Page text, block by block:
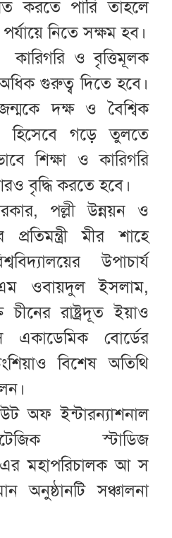
করতে পারি তাহলে
নিতে সক্ষম হব।
ও বৃত্তিমূলক
গুরুত্ব দিতে হবে।
দক্ষ ও বৈশ্বিক
হিসেবে গড়ে তুলতে
শিক্ষা ও কারিগরি
বৃদ্ধি করতে হবে।
পল্লী উন্নয়ন ও
প্রতিমন্ত্রী মীর শাহে
উপাচার্য
ওবায়দুল ইসলাম,
রাষ্ট্রদূত ইয়াও
বোর্ডের
বিশেষ অতিথি
অফ ইন্টারন্যাশনাল
স্টাডিজ
মহাপরিচালক আ স
অনুষ্ঠানটি সঞ্চালনা